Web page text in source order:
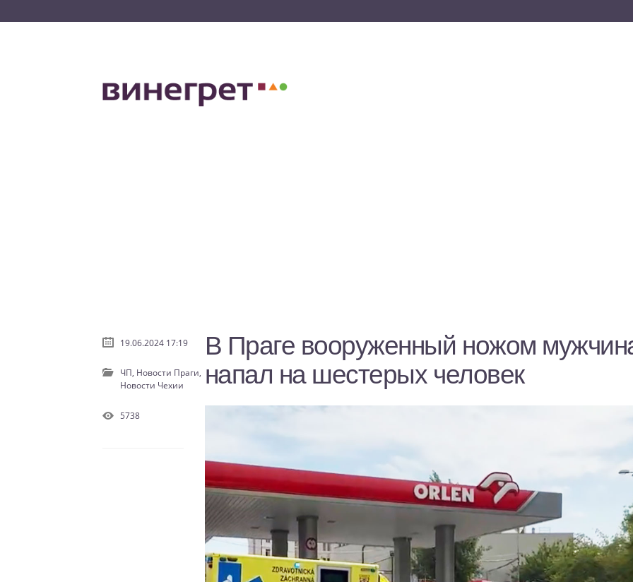
В Праге вооруженный ножом
напал на шестерых человек
19.06.2024 17:19
ЧП, Новости Праги,
Новости Чехии
5738